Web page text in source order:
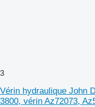
3
Vérin hydraulique John
3800, vérin Az72073,